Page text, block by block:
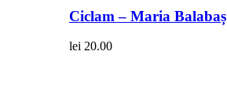
Ciclam – Maria Balabaș
lei 20.00